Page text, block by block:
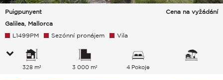
Puigpunyent
Galilea, Mallorca
Cena na vyžádání
L1499PM Sezónní pronájem Vila
328 m² 3 000 m² 4 Pokoje